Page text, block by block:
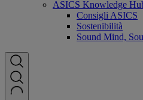
ASICS Knowledge
Consigli ASICS
Sostenibilità
Sound Mind,